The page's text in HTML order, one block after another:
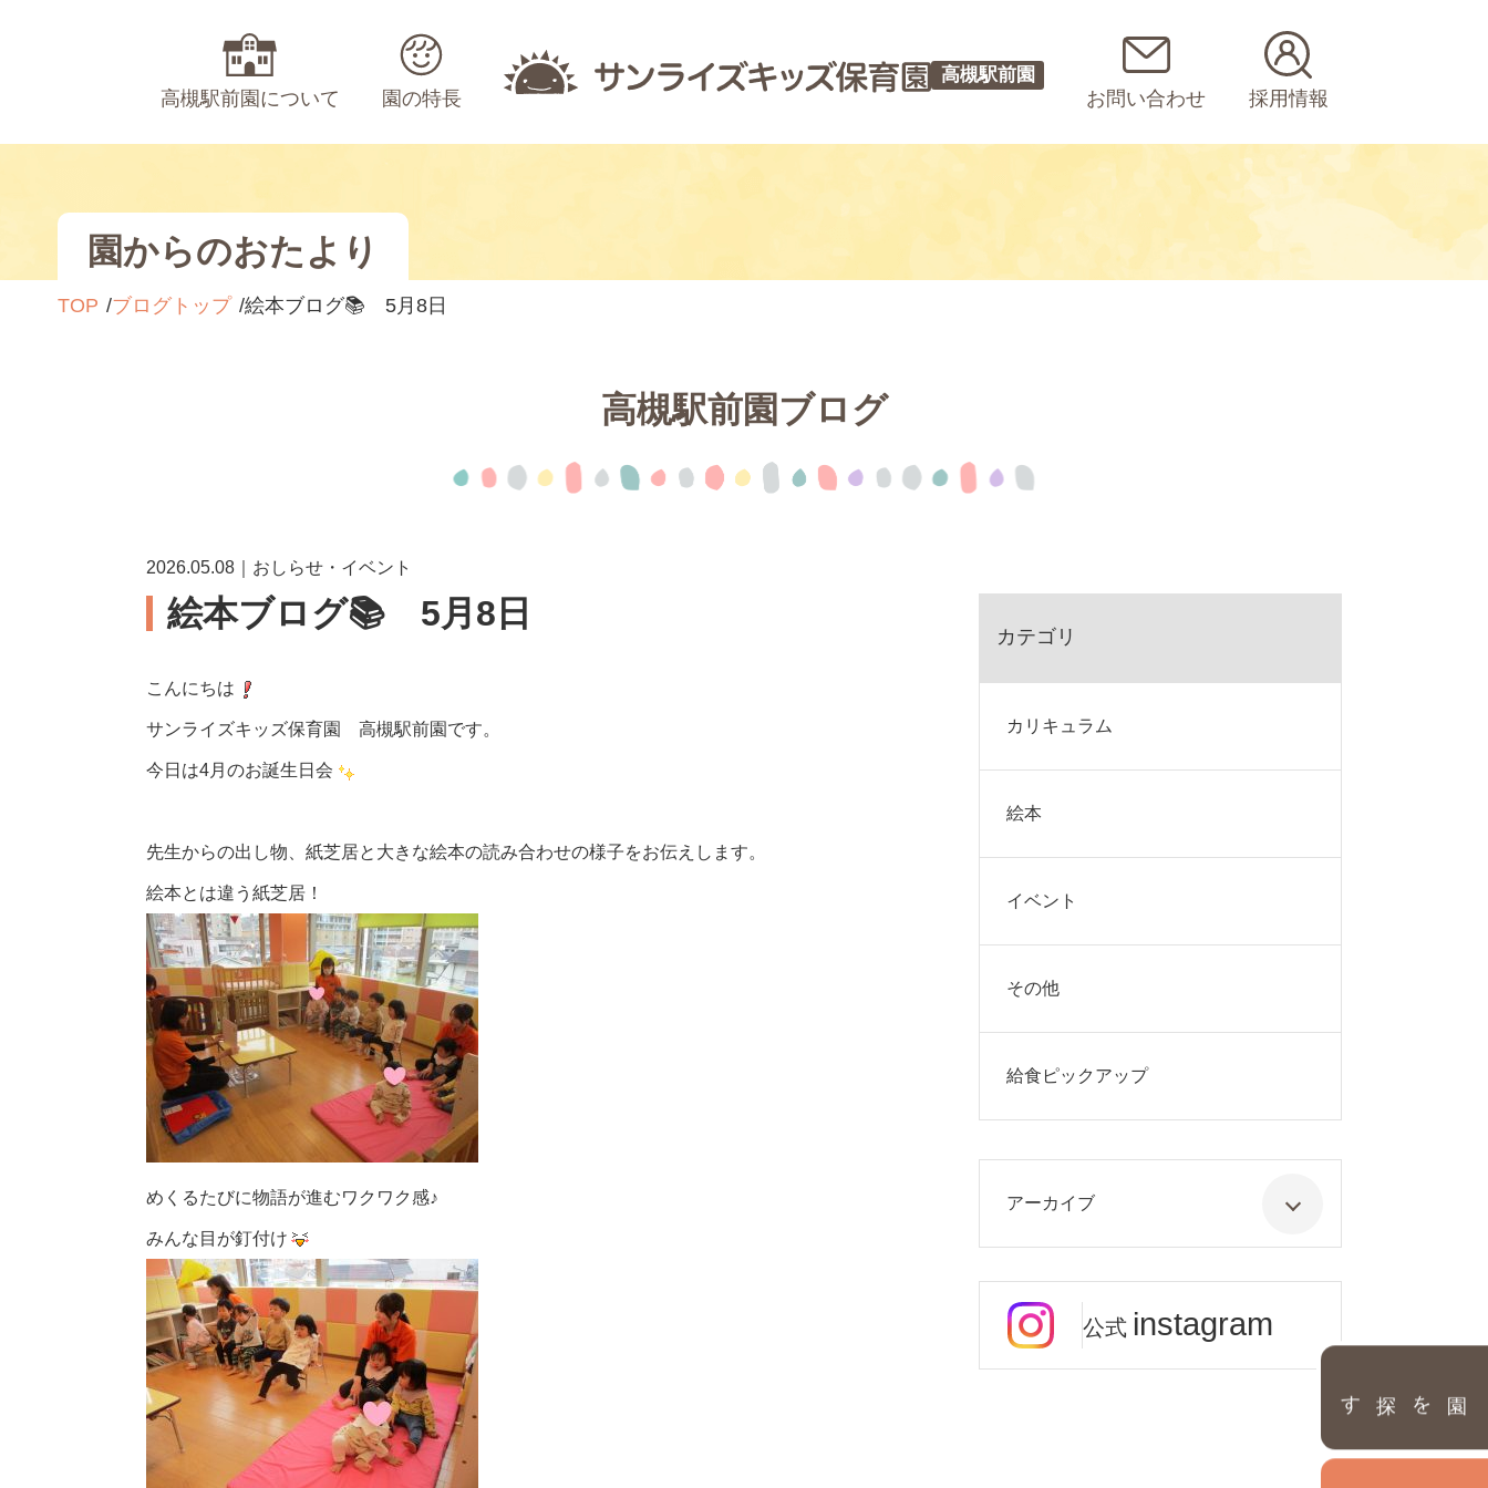
高槻駅前園について 園の特長
高槻駅前園
お問い合わせ 採用情報
園を探す
園からのおたより
TOP ブログトップ 絵本ブログ📚 5月8日
高槻駅前園ブログ
2026.05.08｜おしらせ・イベント
絵本ブログ📚 5月8日
こんにちは
サンライズキッズ保育園 高槻駅前園です。
今日は4月のお誕生日会
先生からの出し物、紙芝居と大きな絵本の読み合わせの様子をお伝えします。
絵本とは違う紙芝居！
めくるたびに物語が進むワクワク感♪
みんな目が釘付け
カテゴリ
カリキュラム
絵本
イベント
その他
給食ピックアップ
アーカイブ
公式 instagram